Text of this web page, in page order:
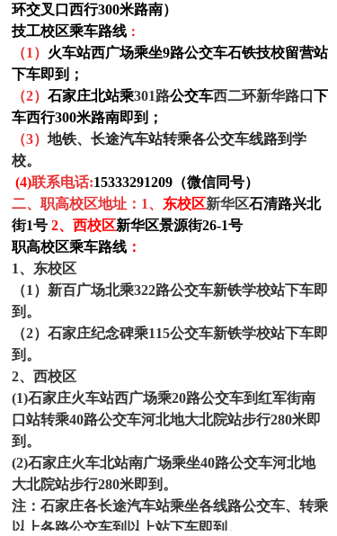
环交叉口西行300米路南）
技工校区乘车路线：
（1） 火车站西广场乘坐9路公交车石铁技校留营站
下车即到；
（2） 石家庄北站乘301路公交车西二环新华路口 下
车西行300米路南即到 ；
（3） 地铁、长途汽车站转乘各公交车线路到学
校。
(4)联系电话:15333291209（微信同号）
二、职高校区地址：1、 东校区新华区石清路兴北
街1号 2、西校区新华区景源街26-1号
职高校区乘车路线：
1、东校区
（1）新百广场北乘322路公交车新铁学校站下车即
到。
（2）石家庄纪念碑乘115公交车新铁学校站下车即
到。
2、西校区
(1)石家庄火车站西广场乘20路公交车到红军街南
口站转乘40路公交车河北地大北院站步行280米即
到。
(2)石家庄火车北站南广场乘坐40路公交车河北地
大北院站步行280米即到。
注：石家庄各长途汽车站乘坐各线路公交车、转乘
以上各路公交车到以上站下车即到。